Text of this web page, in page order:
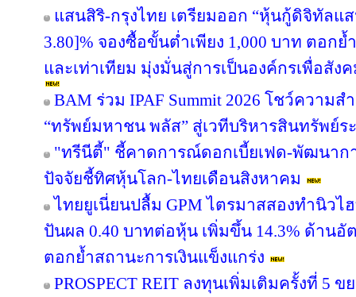
แสนสิริ-กรุงไทย เตรียมออก “หุ้นกู้ดิจิทัลแ
3.80]% จองซื้อขั้นต่ำเพียง 1,000 บาท ตอก
และเท่าเทียม มุ่งมั่นสู่การเป็นองค์กรเพื่อสัง
BAM ร่วม IPAF Summit 2026 โชว์ความส
“ทรัพย์มหาชน พลัส” สู่เวทีบริหารสินทรัพย์ร
"ทรีนีตี้" ชี้คาดการณ์ดอกเบี้ยเฟด-พัฒนาก
ปัจจัยชี้ทิศหุ้นโลก-ไทยเดือนสิงหาคม
ไทยยูเนี่ยนปลื้ม GPM ไตรมาสสองทำนิวไ
ปันผล 0.40 บาทต่อหุ้น เพิ่มขึ้น 14.3% ด้านอั
ตอกย้ำสถานะการเงินแข็งแกร่ง
PROSPECT REIT ลงทุนเพิ่มเติมครั้งที่ 5